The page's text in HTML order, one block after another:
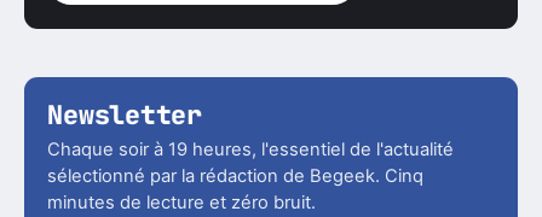
Newsletter
Chaque soir à 19 heures, l'essentiel de l'actualité
sélectionné par la rédaction de Begeek. Cinq
minutes de lecture et zéro bruit.